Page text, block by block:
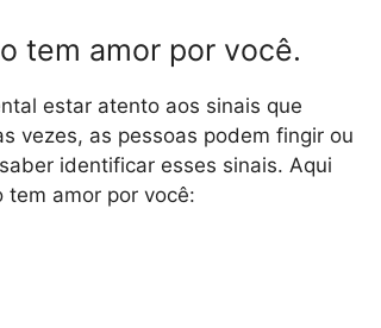
tem amor por você.
estar atento aos sinais que
vezes, as pessoas podem fingir ou
identificar esses sinais. Aqui
tem amor por você: